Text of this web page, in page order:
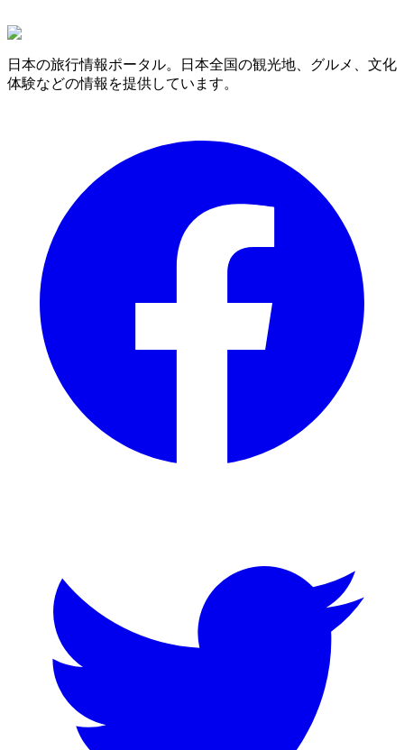
日本の旅行情報ポータル。日本全国の観光地、グルメ、文化
体験などの情報を提供しています。